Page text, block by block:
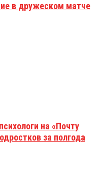
в дружеском матче
на «Почту
за полгода